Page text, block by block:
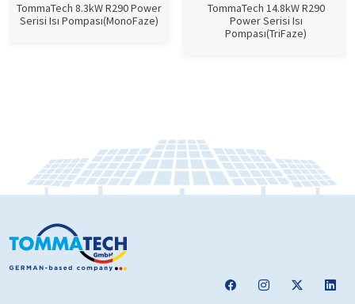
TommaTech 8.3kW R290 Power
Serisi Isı Pompası(MonoFaze)
TommaTech 14.8kW R290
Power Serisi Isı
Pompası(TriFaze)